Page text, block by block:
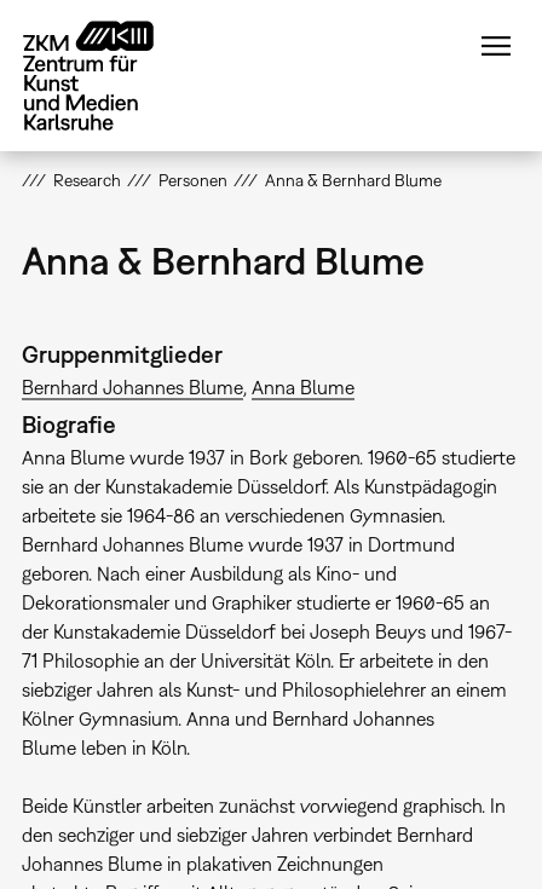
zum
Inhalt
Research Personen Anna & Bernhard Blume
Anna & Bernhard Blume
Gruppenmitglieder
Bernhard Johannes Blume Anna Blume
Biografie
Anna Blume wurde 1937 in Bork geboren. 1960-65 studierte
sie an der Kunstakademie Düsseldorf. Als Kunstpädagogin
arbeitete sie 1964-86 an verschiedenen Gymnasien.
Bernhard Johannes Blume wurde 1937 in Dortmund
geboren. Nach einer Ausbildung als Kino- und
Dekorationsmaler und Graphiker studierte er 1960-65 an
der Kunstakademie Düsseldorf bei Joseph Beuys und 1967-
71 Philosophie an der Universität Köln. Er arbeitete in den
siebziger Jahren als Kunst- und Philosophielehrer an einem
Kölner Gymnasium. Anna und Bernhard Johannes
Blume leben in Köln.
Beide Künstler arbeiten zunächst vorwiegend graphisch. In
den sechziger und siebziger Jahren verbindet Bernhard
Johannes Blume in plakativen Zeichnungen